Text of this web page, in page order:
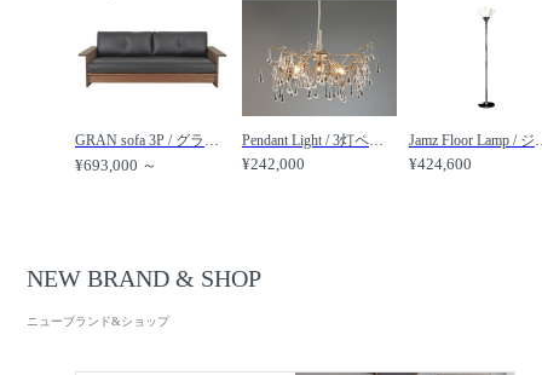
GRAN sofa 3P / グラン ソファ 3P / REAL Style / リアルスタイル
¥693,000 ～
Pendant Light / 3灯ペンダントライト GPN012-3 / LAURA ASHLEY / ローラ アシュレイ
¥242,000
Jamz Floor Lamp
¥424,600
NEW BRAND & SHOP
ニューブランド&ショップ